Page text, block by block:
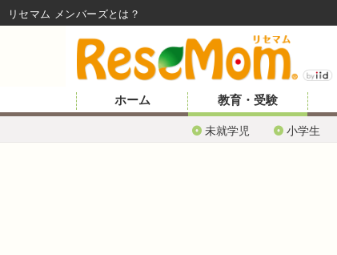
ホーム 教育・受験
未就学児 小学生
リセマム メンバーズ